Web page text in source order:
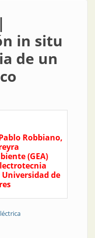
in situ
de un
Robbiano,
(GEA)
de